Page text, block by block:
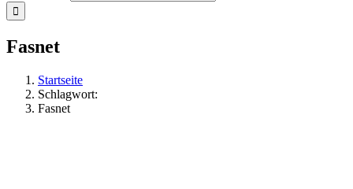
Fasnet
Startseite
Schlagwort:
Fasnet